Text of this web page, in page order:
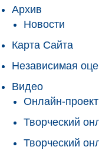
Архив
Новости
Карта Сайта
Независимая
Видео
Онлайн-
Творческий
Творческий